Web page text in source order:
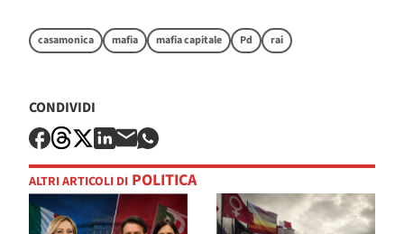
casamonica mafia mafia capitale Pd rai
CONDIVIDI
ALTRI ARTICOLI DI POLITICA